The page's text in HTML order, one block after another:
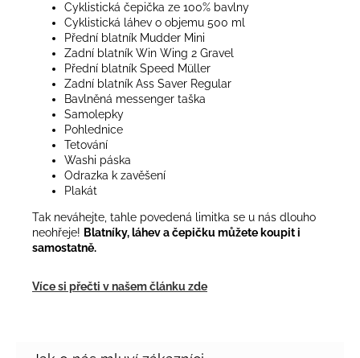
Cyklistická čepička ze 100% bavlny
Cyklistická láhev o objemu 500 ml
Přední blatník Mudder Mini
Zadní blatník Win Wing 2 Gravel
Přední blatník Speed Müller
Zadní blatník Ass Saver Regular
Bavlněná messenger taška
Samolepky
Pohlednice
Tetování
Washi páska
Odrazka k zavěšení
Plakát
Tak neváhejte, tahle povedená limitka se u nás dlouho
neohřeje! Blatníky, láhev a čepičku můžete koupit i
samostatně.
Více si přečti v našem článku zde